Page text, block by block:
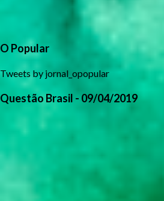
O Popular
Tweets by jornal_opopular
Questão Brasil - 09/04/2019